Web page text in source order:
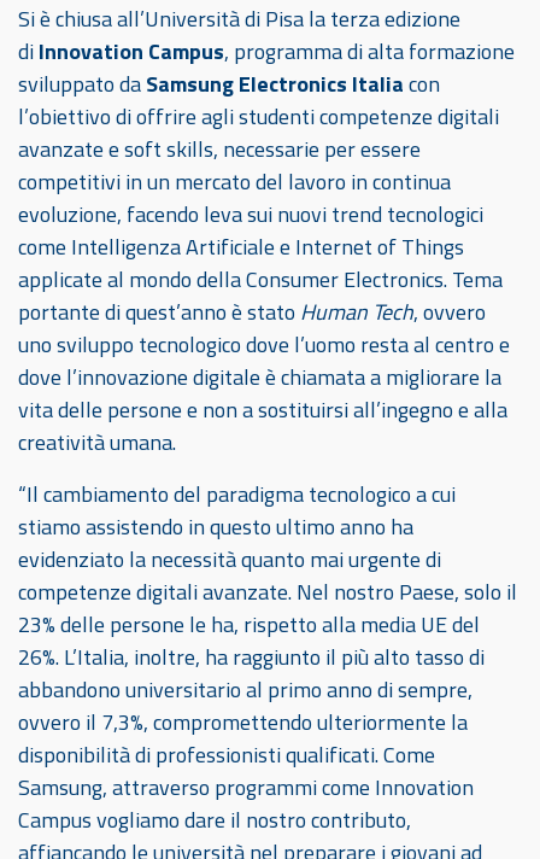
Si è chiusa all’Università di Pisa la terza edizione
diInnovation Campus, programma di alta formazione
sviluppato daSamsung Electronics Italiacon
l’obiettivo di offrire agli studenti competenze digitali
avanzate e soft skills, necessarie per essere
competitivi in un mercato del lavoro in continua
evoluzione, facendo leva sui nuovi trend tecnologici
come Intelligenza Artificiale e Internet of Things
applicate al mondo della Consumer Electronics. Tema
portante di quest’anno è stato Human Tech, ovvero
uno sviluppo tecnologico dove l’uomo resta al centro e
dove l’innovazione digitale è chiamata a migliorare la
vita delle persone e non a sostituirsi all’ingegno e alla
creatività umana.
“Il cambiamento del paradigma tecnologico a cui
stiamo assistendo in questo ultimo anno ha
evidenziato la necessità quanto mai urgente di
competenze digitali avanzate. Nel nostro Paese, solo il
23% delle persone le ha, rispetto alla media UE del
26%. L’Italia, inoltre, ha raggiunto il più alto tasso di
abbandono universitario al primo anno di sempre,
ovvero il 7,3%, compromettendo ulteriormente la
disponibilità di professionisti qualificati. Come
Samsung, attraverso programmi come Innovation
Campus vogliamo dare il nostro contributo,
affiancando le università nel preparare i giovani ad